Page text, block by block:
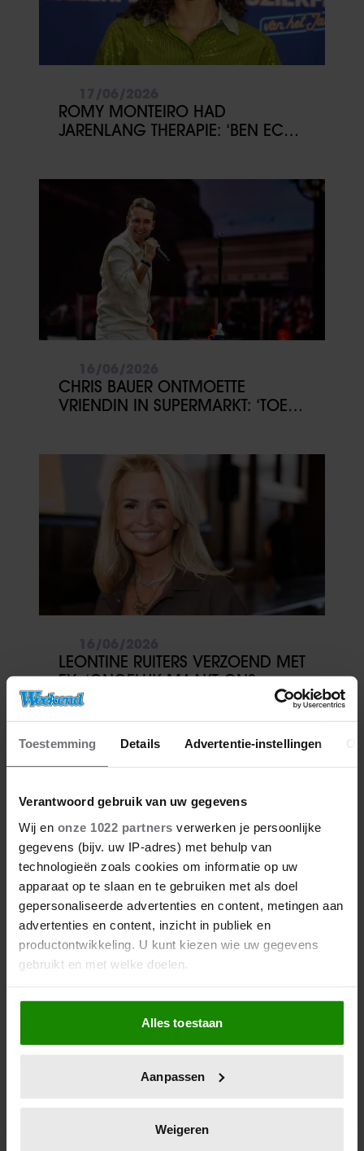
Toestemming Details Advertentie-instellingen
Verantwoord gebruik van uw gegevens
Wij en onze 1022 partners verwerken je persoonlijke
gegevens (bijv. uw IP-adres) met behulp van
technologieën zoals cookies om informatie op uw
apparaat op te slaan en te gebruiken met als doel
gepersonaliseerde advertenties en content, metingen aan
advertenties en content, inzicht in publiek en
productontwikkeling. U kunt kiezen wie uw gegevens
gebruikt en met welke doelen.
Als u het toestaat, willen we ook graag:
Informatie verzamelen over uw geografische
locatie, die tot een paar meter nauwkeurig kan zijn
scannen op specifieke eigenschappen (fingerprinting)
verwerkt en stel uw voorkeuren in het
Alles toestaan
Aanpassen
Weigeren
ROMY MONTEIRO HAD
JARENLANG THERAPIE: ‘BEN ECHT
CHRIS BAUER ONTMOETTE
VRIENDIN IN SUPERMARKT: ‘TOEN
LEONTINE RUITERS VERZOEND MET
EX: ‘ONGELUK MAAKT ONS
CLOSER’